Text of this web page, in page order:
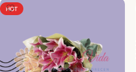
HOT